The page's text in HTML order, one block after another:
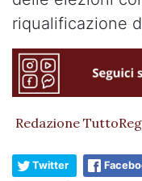
riqualificazione
Redazione
Twitter